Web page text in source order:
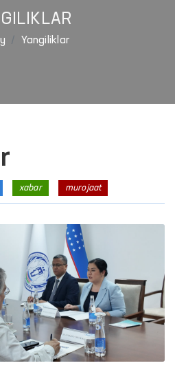
Yangiliklar
xabar murojaat